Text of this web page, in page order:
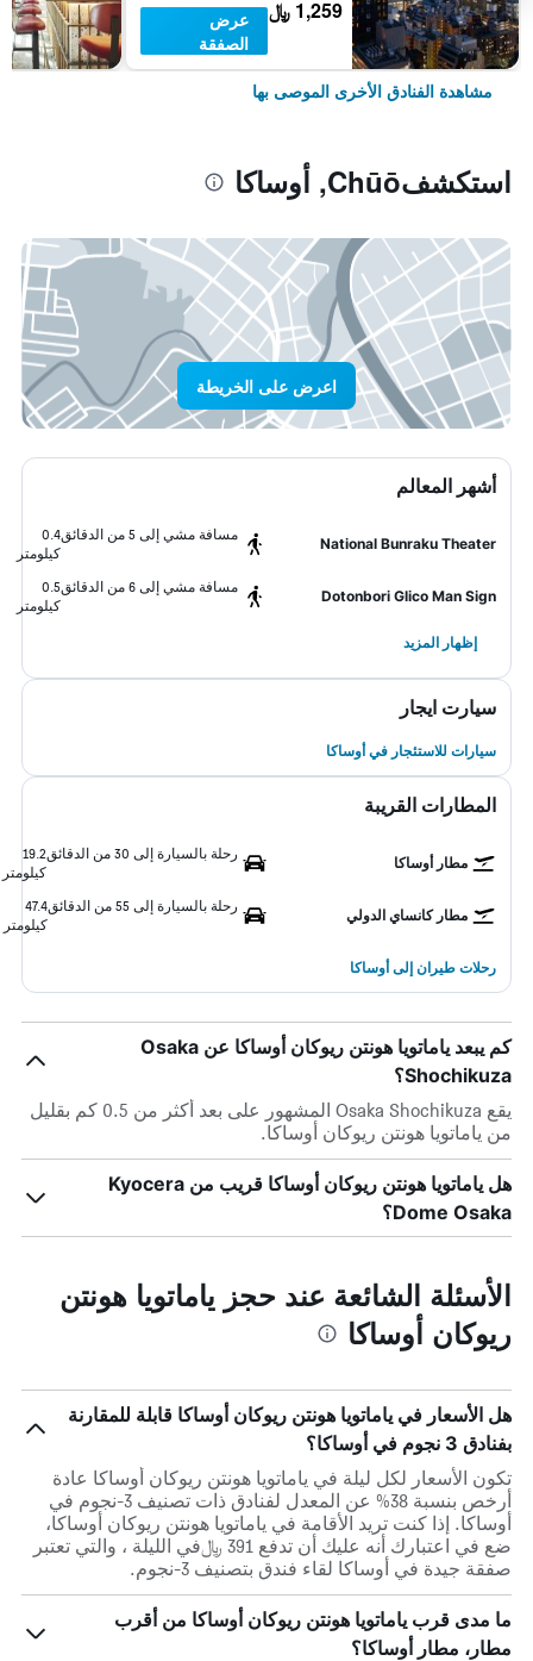
1,259 ﷼
عرض
الصفقة
مشاهدة الفنادق الأخرى الموصى بها
استكشفChūō, أوساكا
اعرض على الخريطة
أشهر المعالم
National Bunraku Theater
مسافة مشي إلى 5 من الدقائق
0.4
كيلومتر
Dotonbori Glico Man Sign
مسافة مشي إلى 6 من الدقائق
0.5
كيلومتر
إظهار المزيد
سيارت ايجار
سيارات للاستئجار في أوساكا
المطارات القريبة
مطار أوساكا
رحلة بالسيارة إلى 30 من الدقائق
19.2
كيلومتر
مطار كانساي الدولي
رحلة بالسيارة إلى 55 من الدقائق
47.4
كيلومتر
رحلات طيران إلى أوساكا
كم يبعد ياماتويا هونتن ريوكان أوساكا عن Osaka
Shochikuza؟
يقع Osaka Shochikuza المشهور على بعد أكثر من 0.5 كم بقليل
من ياماتويا هونتن ريوكان أوساكا.
هل ياماتويا هونتن ريوكان أوساكا قريب من Kyocera
Dome Osaka؟
الأسئلة الشائعة عند حجز ياماتويا هونتن
ريوكان أوساكا
هل الأسعار في ياماتويا هونتن ريوكان أوساكا قابلة للمقارنة
بفنادق 3 نجوم في أوساكا؟
تكون الأسعار لكل ليلة في ياماتويا هونتن ريوكان أوساكا عادة
أرخص بنسبة 38% عن المعدل لفنادق ذات تصنيف 3-نجوم في
أوساكا. إذا كنت تريد الأقامة في ياماتويا هونتن ريوكان أوساكا،
ضع في اعتبارك أنه عليك أن تدفع 391 ﷼في الليلة ، والتي تعتبر
صفقة جيدة في أوساكا لقاء فندق بتصنيف 3-نجوم.
ما مدى قرب ياماتويا هونتن ريوكان أوساكا من أقرب
مطار، مطار أوساكا؟